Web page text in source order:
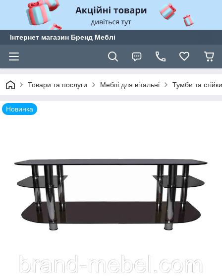
Інтернет магазин Бренд Меблі
Товари та послуги Меблі для вітальні Тумби та
Новинка